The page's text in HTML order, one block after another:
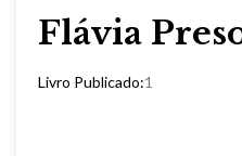
Flávia
Livro Publicado:1